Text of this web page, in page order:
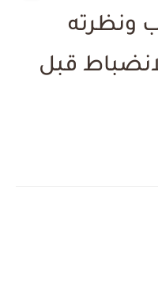
ونظرته
قبل